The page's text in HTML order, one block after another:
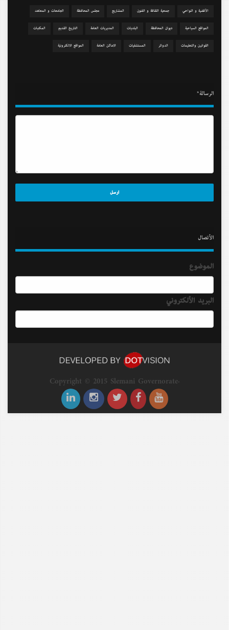
الآقضية و النواحي جمعیة الثقافة و الفنون المشاريع مجلس المحافظة الجامعات و المعاهد
المواقع السياحية دیوان المحافظة البلديات المديريات العامة التاريخ القديم المكتبات
القوانين والتعليمات الدوائر المستشفيات الاماكن العامة المواقع الالكترونية
الرسالة*
الأتصال
الموضوع
البريد الألكتروني
Copyright © 2015 Slemani Governorate.